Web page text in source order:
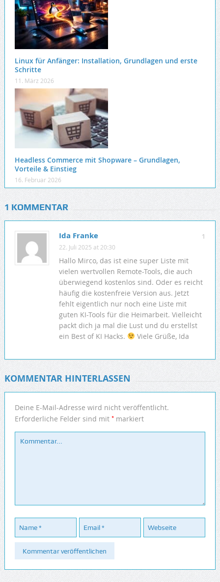
Linux für Anfänger: Installation, Grundlagen und erste
Schritte
11. März 2026
Headless Commerce mit Shopware – Grundlagen,
Vorteile & Einstieg
16. Februar 2026
1 KOMMENTAR
1
Ida Franke
22. Juli 2025 at 20:30
Hallo Mirco, das ist eine super Liste mit
vielen wertvollen Remote-Tools, die auch
überwiegend kostenlos sind. Oder es reicht
häufig die kostenfreie Version aus. Jetzt
fehlt eigentlich nur noch eine Liste mit
guten KI-Tools für die Heimarbeit. Vielleicht
packt dich ja mal die Lust und du erstellst
ein Best of KI Hacks.
Viele Grüße, Ida
KOMMENTAR HINTERLASSEN
Deine E-Mail-Adresse wird nicht veröffentlicht.
Erforderliche Felder sind mit *markiert